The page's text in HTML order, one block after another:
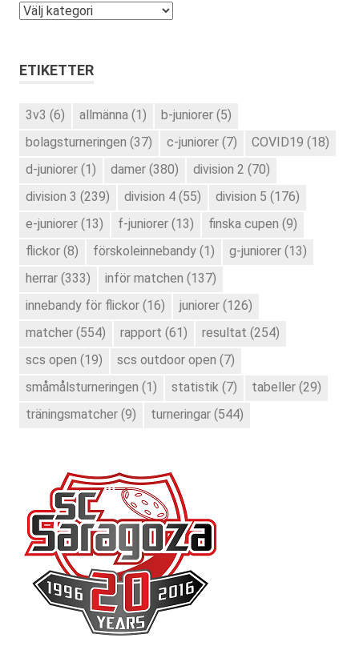
Kategorier
ETIKETTER
3v3 (6) allmänna (1) b-juniorer (5)
bolagsturneringen (37) c-juniorer (7) COVID19 (18)
d-juniorer (1) damer (380) division 2 (70)
division 3 (239) division 4 (55) division 5 (176)
e-juniorer (13) f-juniorer (13) finska cupen (9)
flickor (8) förskoleinnebandy (1) g-juniorer (13)
herrar (333) inför matchen (137)
innebandy för flickor (16) juniorer (126)
matcher (554) rapport (61) resultat (254)
scs open (19) scs outdoor open (7)
småmålsturneringen (1) statistik (7) tabeller (29)
träningsmatcher (9) turneringar (544)